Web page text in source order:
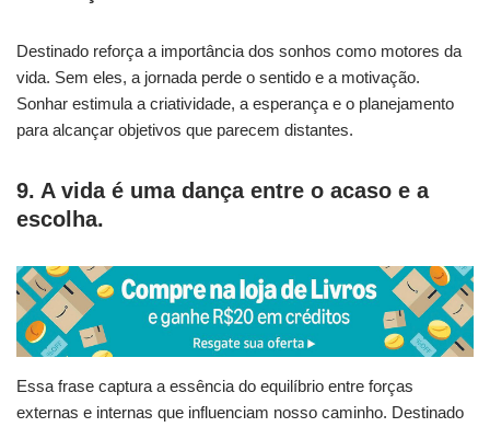
Destinado reforça a importância dos sonhos como motores da
vida. Sem eles, a jornada perde o sentido e a motivação.
Sonhar estimula a criatividade, a esperança e o planejamento
para alcançar objetivos que parecem distantes.
9. A vida é uma dança entre o acaso e a
escolha.
Essa frase captura a essência do equilíbrio entre forças
externas e internas que influenciam nosso caminho. Destinado